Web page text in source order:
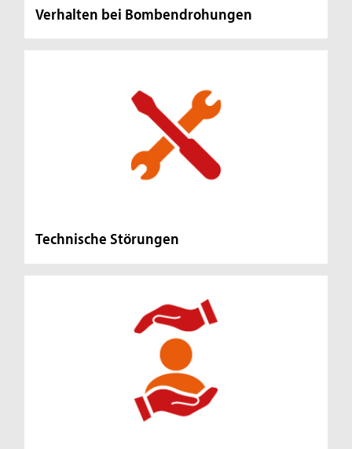
Verhalten bei Bombendrohungen
Technische Störungen